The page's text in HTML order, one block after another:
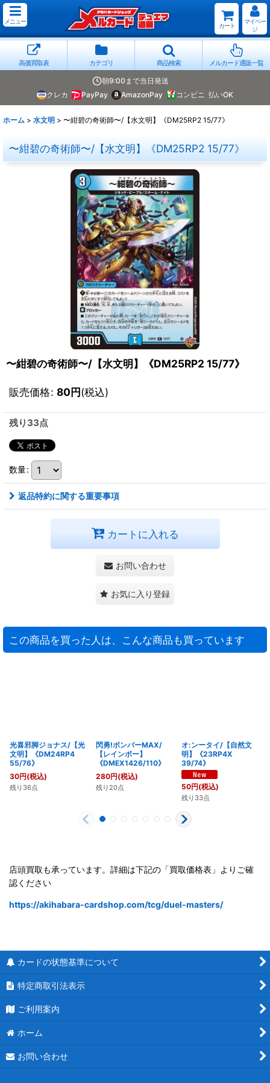
メニュー
カート
マイペー
ジ
高価買取表 カテゴリ 商品検索 メルカード通販一覧
朝9:00まで当日発送
クレカ
PayPay AmazonPay コンビニ 払いOK
ホーム > 水文明 > 〜紺碧の奇術師〜/【水文明】《DM25RP2 15/77》
〜紺碧の奇術師〜/【水文明】《DM25RP2 15/77》
〜紺碧の奇術師〜/【水文明】《DM25RP2 15/77》
販売価格: 80円(税込)
残り33点
数量:
返品特約に関する重要事項
カートに入れる
お問い合わせ
お気に入り登録
この商品を買った人は、こんな商品も買っています
光喜邪脚ジョナス/【光
文明】《DM24RP4
55/76》
30円(税込)
残り36点
閃勇!ボンバーMAX/
【レインボー】
《DMEX1426/110》
280円(税込)
残り20点
オ:ンータイ/【自然文
明】《23RP4X
39/74》
50円(税込)
残り33点
店頭買取も承っています。詳細は下記の「買取価格表」よりご確
認ください
https://akihabara-cardshop.com/tcg/duel-masters/
カードの状態基準について
特定商取引法表示
ご利用案内
ホーム
お問い合わせ